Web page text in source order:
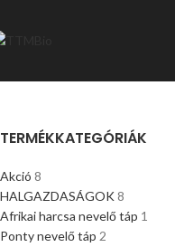
TERMÉKKATEGÓRIÁK
Akció 8
HALGAZDASÁGOK8
Afrikai harcsa nevelő táp 1
Ponty nevelő táp 2